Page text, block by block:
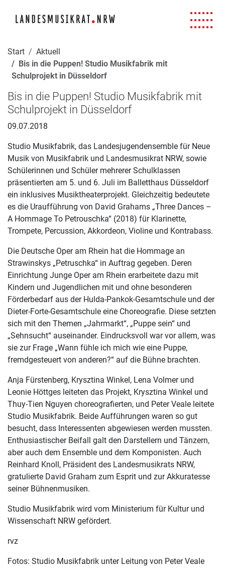
Start
Aktuell
Bis in die Puppen! Studio Musikfabrik mit
Schulprojekt in Düsseldorf
Bis in die Puppen! Studio Musikfabrik mit
Schulprojekt in Düsseldorf
09.07.2018
Studio Musikfabrik, das Landesjugendensemble für Neue
Musik von Musikfabrik und Landesmusikrat NRW, sowie
Schülerinnen und Schüler mehrerer Schulklassen
präsentierten am 5. und 6. Juli im Balletthaus Düsseldorf
ein inklusives Musiktheaterprojekt. Gleichzeitig bedeutete
es die Uraufführung von David Grahams „Three Dances –
A Hommage To Petrouschka“ (2018) für Klarinette,
Trompete, Percussion, Akkordeon, Violine und Kontrabass.
Die Deutsche Oper am Rhein hat die Hommage an
Strawinskys „Petruschka“ in Auftrag gegeben. Deren
Einrichtung Junge Oper am Rhein erarbeitete dazu mit
Kindern und Jugendlichen mit und ohne besonderen
Förderbedarf aus der Hulda-Pankok-Gesamtschule und der
Dieter-Forte-Gesamtschule eine Choreografie. Diese setzten
sich mit den Themen „Jahrmarkt“, „Puppe sein“ und
„Sehnsucht“ auseinander. Eindrucksvoll war vor allem, was
sie zur Frage „Wann fühle ich mich wie eine Puppe,
fremdgesteuert von anderen?“ auf die Bühne brachten.
Anja Fürstenberg, Krysztina Winkel, Lena Volmer und
Leonie Höttges leiteten das Projekt, Krysztina Winkel und
Thuy-Tien Nguyen choreografierten, und Peter Veale leitete
Studio Musikfabrik. Beide Aufführungen waren so gut
besucht, dass Interessenten abgewiesen werden mussten.
Enthusiastischer Beifall galt den Darstellern und Tänzern,
aber auch dem Ensemble und dem Komponisten. Auch
Reinhard Knoll, Präsident des Landesmusikrats NRW,
gratulierte David Graham zum Esprit und zur Akkuratesse
seiner Bühnenmusiken.
Studio Musikfabrik wird vom Ministerium für Kultur und
Wissenschaft NRW gefördert.
rvz
Fotos: Studio Musikfabrik unter Leitung von Peter Veale